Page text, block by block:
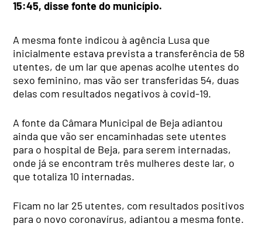
15:45, disse fonte do município.
A mesma fonte indicou à agência Lusa que
inicialmente estava prevista a transferência de 58
utentes, de um lar que apenas acolhe utentes do
sexo feminino, mas vão ser transferidas 54, duas
delas com resultados negativos à covid-19.
A fonte da Câmara Municipal de Beja adiantou
ainda que vão ser encaminhadas sete utentes
para o hospital de Beja, para serem internadas,
onde já se encontram três mulheres deste lar, o
que totaliza 10 internadas.
Ficam no lar 25 utentes, com resultados positivos
para o novo coronavírus, adiantou a mesma fonte.